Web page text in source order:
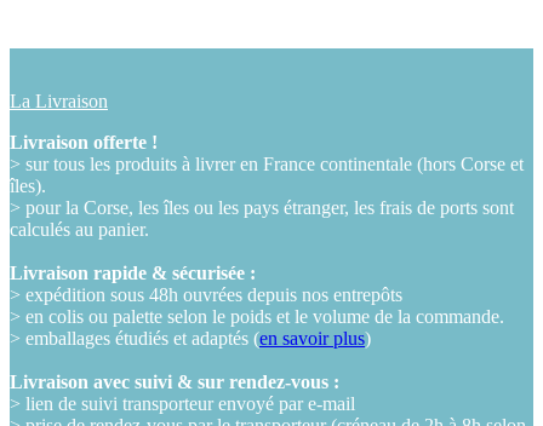
La Livraison
Livraison offerte !
> sur tous les produits à livrer en France continentale (hors Corse et
îles).
> pour la Corse, les îles ou les pays étranger, les frais de ports sont
calculés au panier.
Livraison rapide & sécurisée :
> expédition sous 48h ouvrées depuis nos entrepôts
> en colis ou palette selon le poids et le volume de la commande.
> emballages étudiés et adaptés (en savoir plus)
Livraison avec suivi & sur rendez-vous :
> lien de suivi transporteur envoyé par e-mail